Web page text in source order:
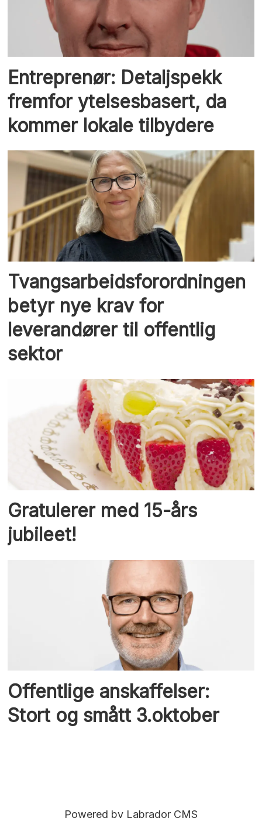
Entreprenør: Detaljspekk
fremfor ytelsesbasert, da
kommer lokale tilbydere
Tvangsarbeidsforordningen
betyr nye krav for
leverandører til offentlig
sektor
Gratulerer med 15-års
jubileet!
Offentlige anskaffelser:
Stort og smått 3.oktober
Powered by Labrador CMS